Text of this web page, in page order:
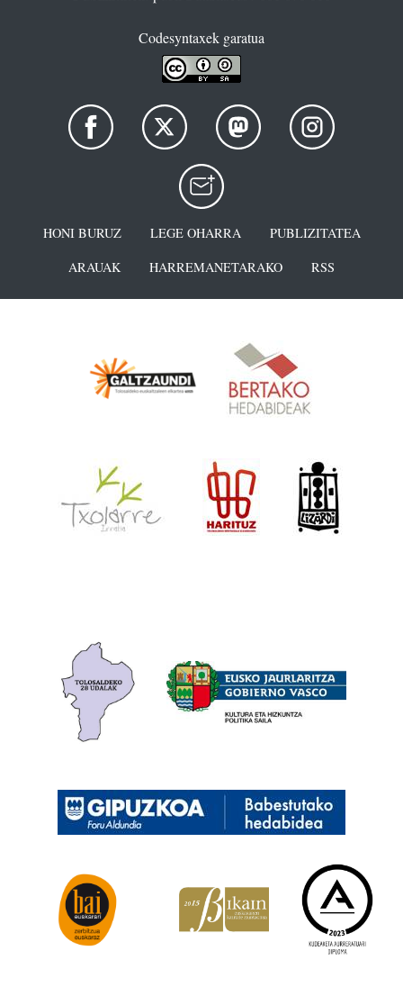
Codesyntaxek garatua
HONI BURUZ LEGE OHARRA
PUBLIZITATEA
ARAUAK
HARREMANETARAKO RSS